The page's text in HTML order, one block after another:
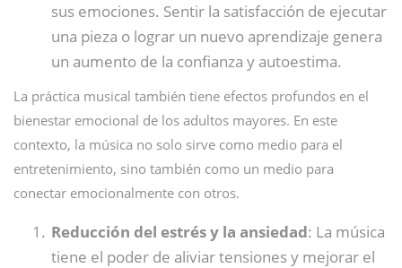
sus emociones. Sentir la satisfacción de ejecutar
una pieza o lograr un nuevo aprendizaje genera
un aumento de la confianza y autoestima.
La práctica musical también tiene efectos profundos en el
bienestar emocional de los adultos mayores. En este
contexto, la música no solo sirve como medio para el
entretenimiento, sino también como un medio para
conectar emocionalmente con otros.
Reducción del estrés y la ansiedad: La música
tiene el poder de aliviar tensiones y mejorar el